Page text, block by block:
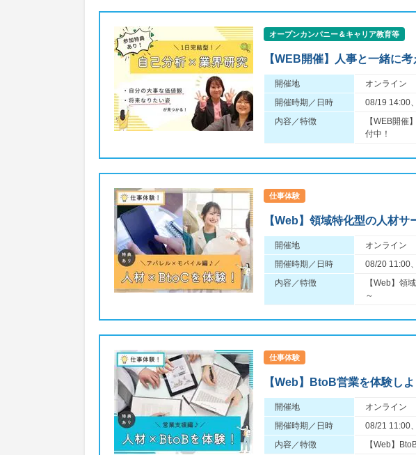
オープンカンパニー＆キャリア教育等
【WEB開催】人事と一緒に
開催地
オンライン
開催時期／日時
08/19 14:00
内容／特徴
【WEB開催
付中！
仕事体験
【Web】領域特化型の人材
開催地
オンライン
開催時期／日時
08/20 11:00
内容／特徴
【Web】領
～
仕事体験
【Web】BtoB営業を体験しよ
開催地
オンライン
開催時期／日時
08/21 11:00
内容／特徴
【Web】